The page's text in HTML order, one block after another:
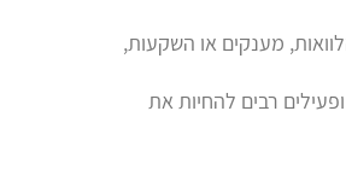
מענקים או השקעות,
רבים להחיות את